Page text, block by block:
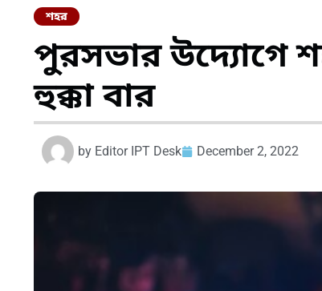
শহর
পুরসভার উদ্যোগে
হুক্কা বার
by Editor IPT Desk December 2, 2022